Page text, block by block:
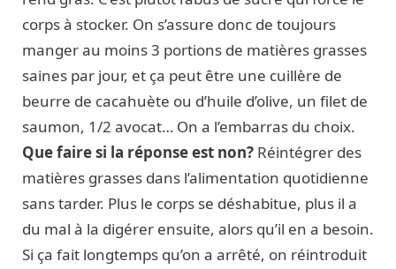
corps à stocker. On s’assure donc de toujours
manger au moins 3 portions de matières grasses
saines par jour, et ça peut être une cuillère de
beurre de cacahuète ou d’huile d’olive, un filet de
saumon, 1/2 avocat… On a l’embarras du choix.
Que faire si la réponse est non? Réintégrer des
matières grasses dans l’alimentation quotidienne
sans tarder. Plus le corps se déshabitue, plus il a
du mal à la digérer ensuite, alors qu’il en a besoin.
Si ça fait longtemps qu’on a arrêté, on réintroduit